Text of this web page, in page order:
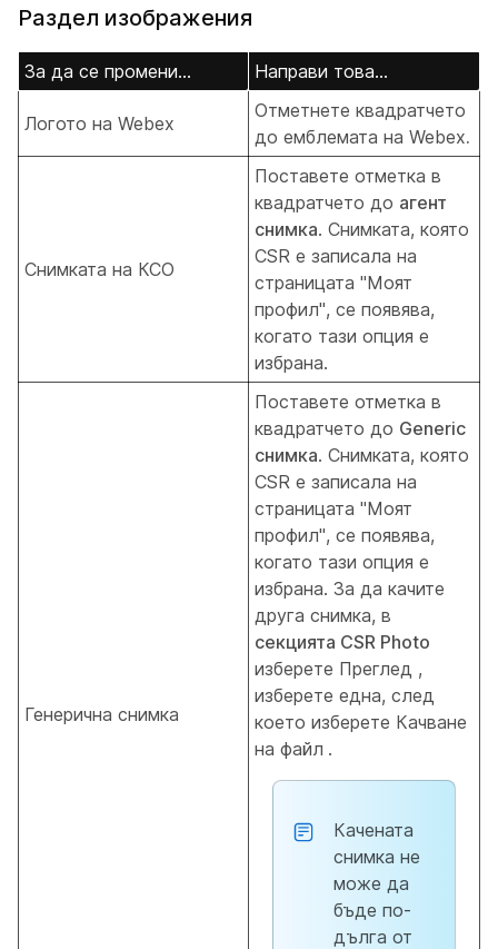
Раздел изображения
За да се промени... Направи това...
Логото на Webex
Отметнете квадратчето
до емблемата на Webex.
Снимката на КСО
Поставете отметка в
квадратчето до агент
снимка. Снимката, която
CSR е записала на
страницата "Моят
профил", се появява,
когато тази опция е
избрана.
Генерична снимка
Поставете отметка в
квадратчето до Generic
снимка. Снимката, която
CSR е записала на
страницата "Моят
профил", се появява,
когато тази опция е
избрана. За да качите
друга снимка, в
секцията CSR Photo
изберете Преглед ,
изберете една, след
което изберете Качване
на файл .
Качената
снимка не
може да
бъде по-
дълга от